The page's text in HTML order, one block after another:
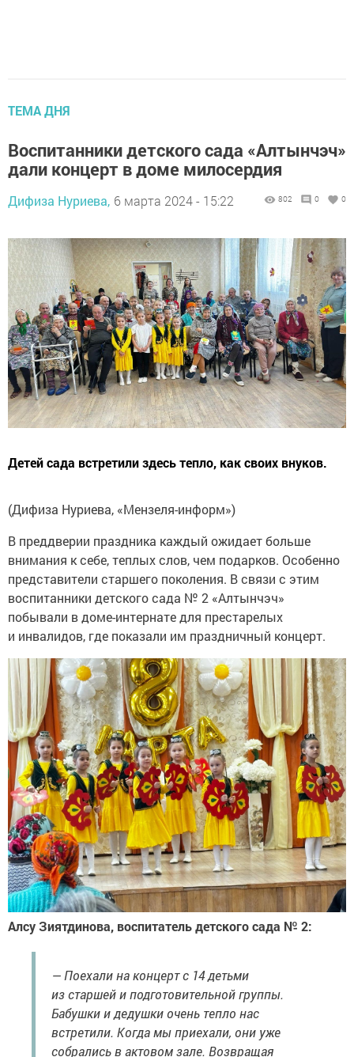
ТЕМА ДНЯ
Воспитанники детского сада «Алтынчэч»
дали концерт в доме милосердия
Дифиза Нуриева, 6 марта 2024 - 15:22 802 0 0
Детей сада встретили здесь тепло, как своих внуков.
(Дифиза Нуриева, «Мензеля-информ»)
В преддверии праздника каждый ожидает больше
внимания к себе, теплых слов, чем подарков. Особенно
представители старшего поколения. В связи с этим
воспитанники детского сада № 2 «Алтынчэч»
побывали в доме-интернате для престарелых
и инвалидов, где показали им праздничный концерт.
Алсу Зиятдинова, воспитатель детского сада № 2:
— Поехали на концерт с 14 детьми
из старшей и подготовительной группы.
Бабушки и дедушки очень тепло нас
встретили. Когда мы приехали, они уже
собрались в актовом зале. Возвращая